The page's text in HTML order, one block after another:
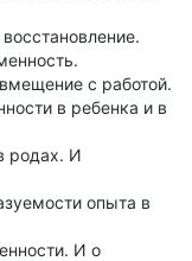
с работой.
в ребенка и в
родах. И
опыта в
И о